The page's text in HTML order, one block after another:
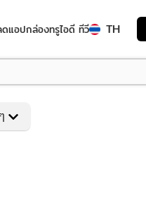
ดแอปกล่องทรูไอดี ทีวี TH